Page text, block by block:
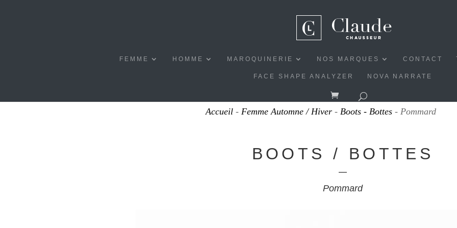
FEMME HOMME MAROQUINERIE NOS MARQUES CONTACT
FACE SHAPE ANALYZER NOVA NARRATE
Accueil - Femme Automne / Hiver - Boots - Bottes - Pommard
BOOTS / BOTTES
Pommard